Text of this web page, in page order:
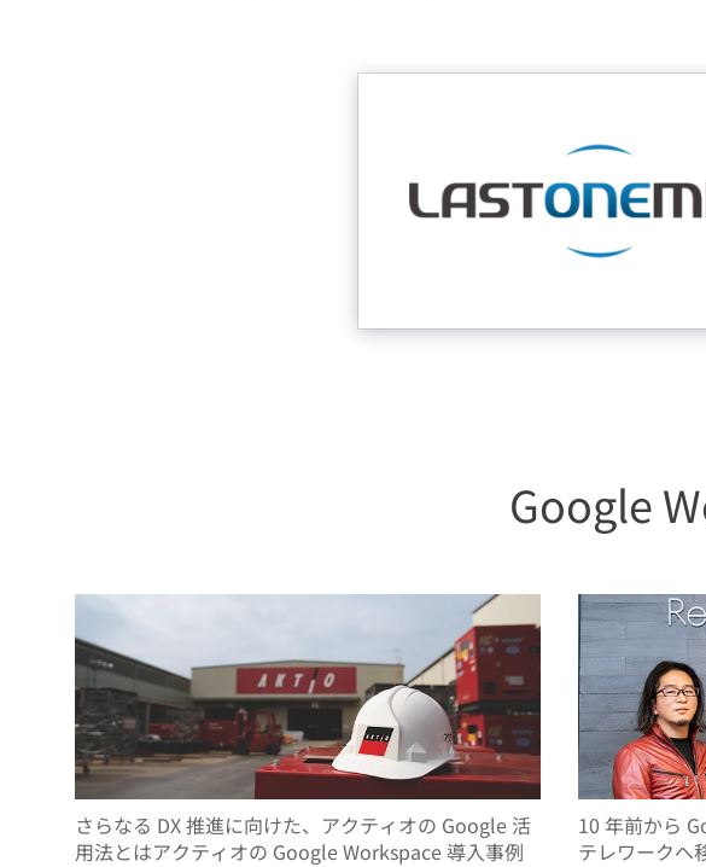
Google
さらなる DX 推進に向けた、アクティオの Google 活
用法とはアクティオの Google Workspace 導入事例
10 年前から
テレワークへ